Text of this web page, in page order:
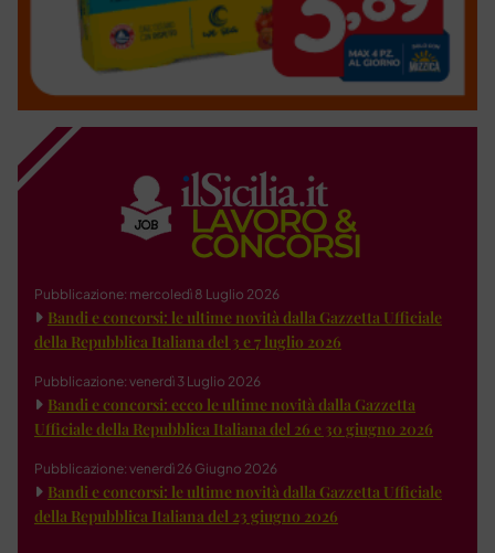
Pubblicazione: mercoledì 8 Luglio 2026
Bandi e concorsi: le ultime novità dalla Gazzetta Ufficiale
della Repubblica Italiana del 3 e 7 luglio 2026
Pubblicazione: venerdì 3 Luglio 2026
Bandi e concorsi: ecco le ultime novità dalla Gazzetta
Ufficiale della Repubblica Italiana del 26 e 30 giugno 2026
Pubblicazione: venerdì 26 Giugno 2026
Bandi e concorsi: le ultime novità dalla Gazzetta Ufficiale
della Repubblica Italiana del 23 giugno 2026